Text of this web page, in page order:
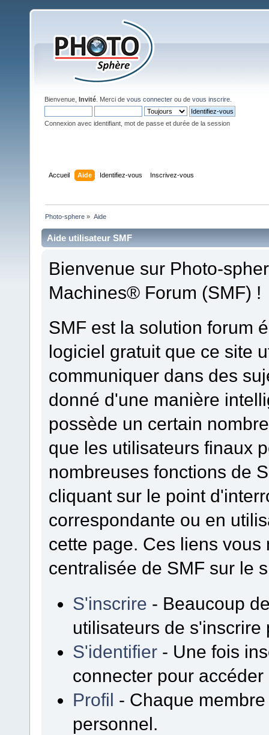
Bienvenue, Invité . Merci de vous connecter ou de vous inscrire
Connexion avec identifiant, mot de passe et durée de la session
Accueil Aide Identifiez-vous Inscrivez-vous
Photo-sphere » Aide
Aide utilisateur SMF
Bienvenue sur Photo-
Machines® Forum (SMF) !
SMF est la solution forum
logiciel gratuit que ce site
communiquer dans des
donné d'une manière
possède un certain
que les utilisateurs finaux
nombreuses fonctions de
cliquant sur le point
correspondante ou en
cette page. Ces liens
centralisée de SMF sur le
S'inscrire - Beaucoup
utilisateurs de
S'identifier - Une fois
connecter pour
Profil - Chaque
personnel.